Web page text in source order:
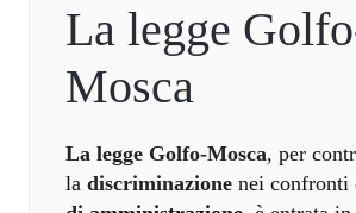
La legge
Mosca
La legge Golfo-Mosca, per
la discriminazione nei confronti